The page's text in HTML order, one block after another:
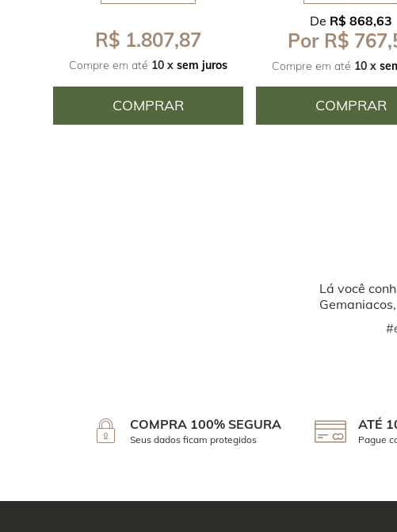
R$ 1.807,87
Compre em até 10 x sem juros
COMPRAR
De R$ 868,63
Por R$
Compre em até 10 x
COMPRAR
Lá você
COMPRA 100% SEGURA
Seus dados ficam protegidos
ATÉ
Pague